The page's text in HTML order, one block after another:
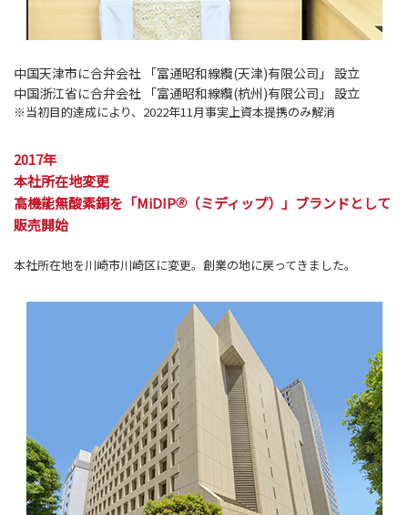
中国天津市に合弁会社 「富通昭和線纜(天津)有限公司」 設立
中国浙江省に合弁会社 「富通昭和線纜(杭州)有限公司」 設立
※当初目的達成により、2022年11月事実上資本提携のみ解消
2017年
本社所在地変更
高機能無酸素銅を「MiDIP🄬（ミディップ）」ブランドとして
販売開始
本社所在地を川崎市川崎区に変更。創業の地に戻ってきました。